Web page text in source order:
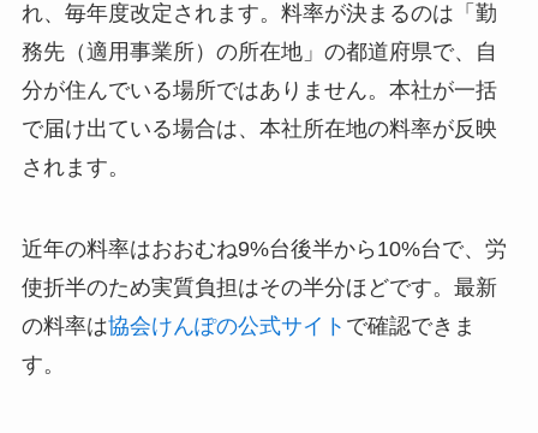
れ、毎年度改定されます。料率が決まるのは「勤
務先（適用事業所）の所在地」の都道府県で、自
分が住んでいる場所ではありません。本社が一括
で届け出ている場合は、本社所在地の料率が反映
されます。
近年の料率はおおむね9%台後半から10%台で、労
使折半のため実質負担はその半分ほどです。最新
の料率は協会けんぽの公式サイト で確認できま
す。